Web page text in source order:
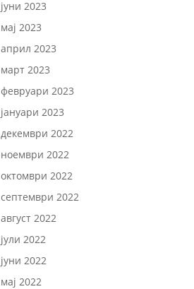
јуни 2023
мај 2023
април 2023
март 2023
февруари 2023
јануари 2023
декември 2022
ноември 2022
октомври 2022
септември 2022
август 2022
јули 2022
јуни 2022
мај 2022